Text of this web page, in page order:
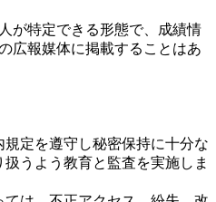
が特定できる形態で、成績情
広報媒体に掲載することはあ
定を遵守し秘密保持に十分な
うよう教育と監査を実施しま